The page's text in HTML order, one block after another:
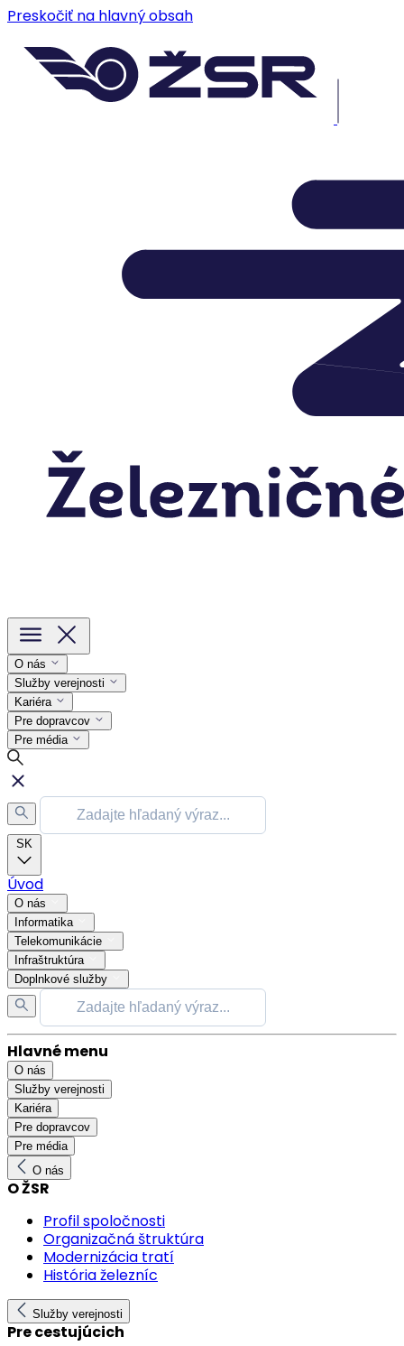
Preskočiť na hlavný obsah
O nás
Služby verejnosti
Kariéra
Pre dopravcov
Pre média
SK
Úvod
O nás
Informatika
Telekomunikácie
Infraštruktúra
Doplnkové služby
Hlavné menu
O nás
Služby verejnosti
Kariéra
Pre dopravcov
Pre média
O nás
O ŽSR
Profil spoločnosti
Organizačná štruktúra
Modernizácia tratí
História železníc
Služby verejnosti
Pre cestujúcich